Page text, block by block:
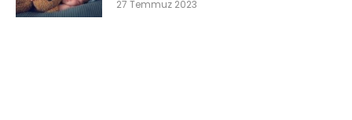
27 Temmuz 2023